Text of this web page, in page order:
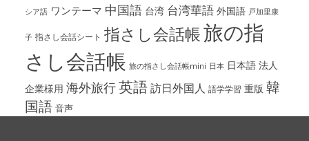
シア語 ワンテーマ 中国語 台湾 台湾華語 外国語 戸加里康
子 指さし会話シート 指さし会話帳旅の指
さし会話帳 旅の指さし会話帳mini 日本 日本語 法人
企業様用 海外旅行英語訪日外国人 語学学習 重版 韓
国語 音声